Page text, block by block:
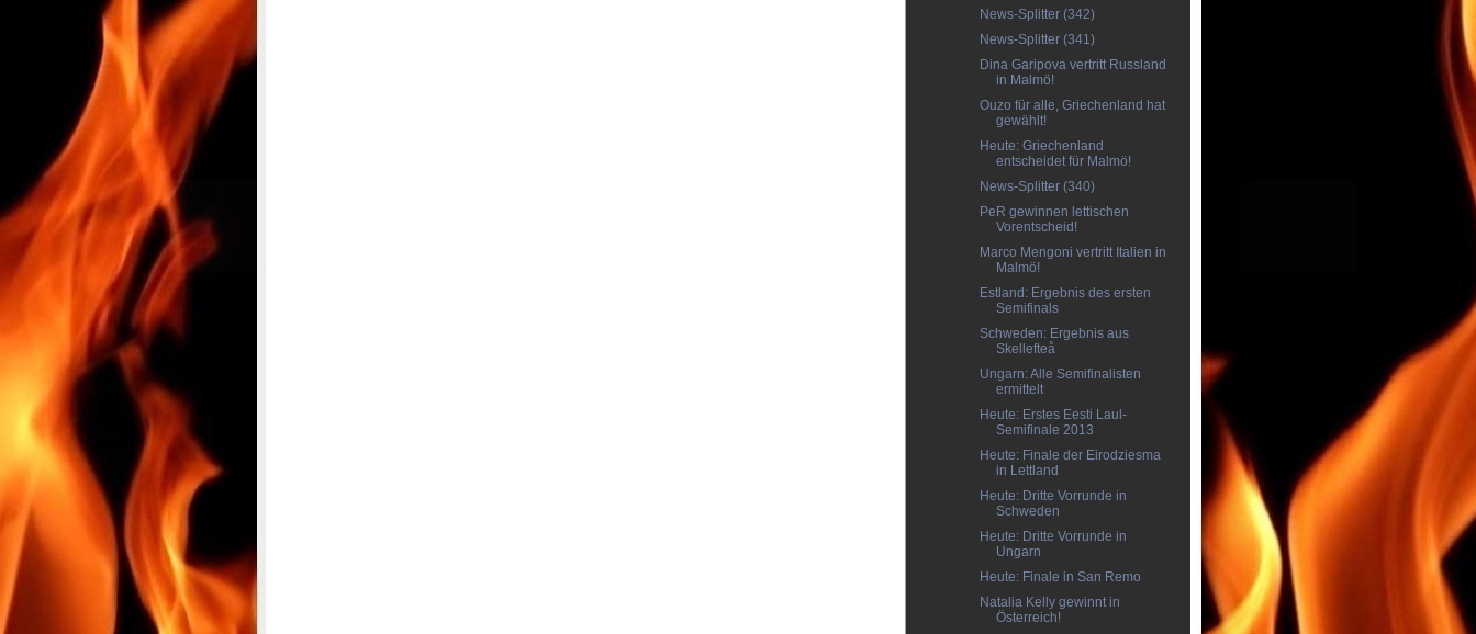
News-Splitter (342)
News-Splitter (341)
Dina Garipova vertritt Russland
in Malmö!
Ouzo für alle, Griechenland hat
gewählt!
Heute: Griechenland
entscheidet für Malmö!
News-Splitter (340)
PeR gewinnen lettischen
Vorentscheid!
Marco Mengoni vertritt Italien in
Malmö!
Estland: Ergebnis des ersten
Semifinals
Schweden: Ergebnis aus
Skellefteå
Ungarn: Alle Semifinalisten
ermittelt
Heute: Erstes Eesti Laul-
Semifinale 2013
Heute: Finale der Eirodziesma
in Lettland
Heute: Dritte Vorrunde in
Schweden
Heute: Dritte Vorrunde in
Ungarn
Heute: Finale in San Remo
Natalia Kelly gewinnt in
Österreich!